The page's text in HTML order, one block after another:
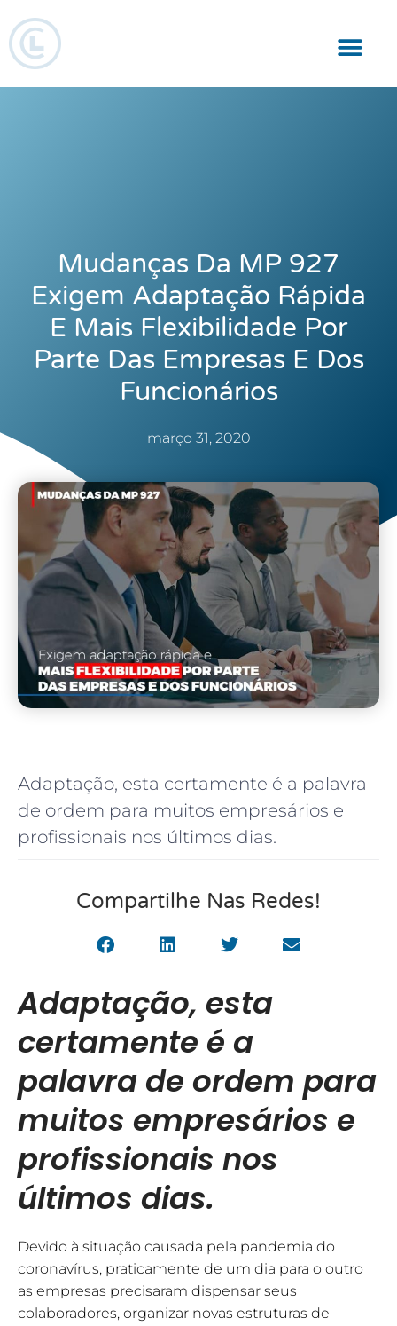
Mudanças Da MP 927
Exigem Adaptação Rápida
E Mais Flexibilidade Por
Parte Das Empresas E Dos
Funcionários
março 31, 2020
Adaptação, esta certamente é a palavra
de ordem para muitos empresários e
profissionais nos últimos dias.
Compartilhe Nas Redes!
Adaptação, esta
certamente é a
palavra de ordem para
muitos empresários e
profissionais nos
últimos dias.
Devido à situação causada pela pandemia do
coronavírus, praticamente de um dia para o outro
as empresas precisaram dispensar seus
colaboradores, organizar novas estruturas de